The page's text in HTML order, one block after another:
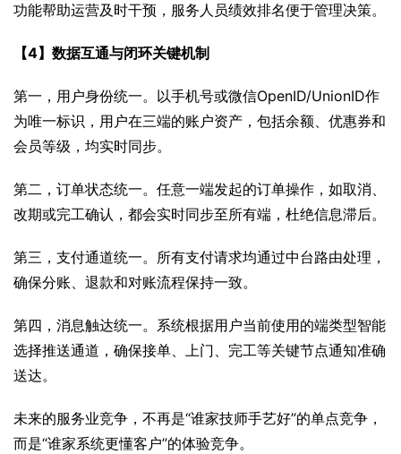
功能帮助运营及时干预，服务人员绩效排名便于管理决策。
【4】数据互通与闭环关键机制
第一，用户身份统一。以手机号或微信OpenID/UnionID作
为唯一标识，用户在三端的账户资产，包括余额、优惠券和
会员等级，均实时同步。
第二，订单状态统一。任意一端发起的订单操作，如取消、
改期或完工确认，都会实时同步至所有端，杜绝信息滞后。
第三，支付通道统一。所有支付请求均通过中台路由处理，
确保分账、退款和对账流程保持一致。
第四，消息触达统一。系统根据用户当前使用的端类型智能
选择推送通道，确保接单、上门、完工等关键节点通知准确
送达。
未来的服务业竞争，不再是“谁家技师手艺好”的单点竞争，
而是“谁家系统更懂客户”的体验竞争。